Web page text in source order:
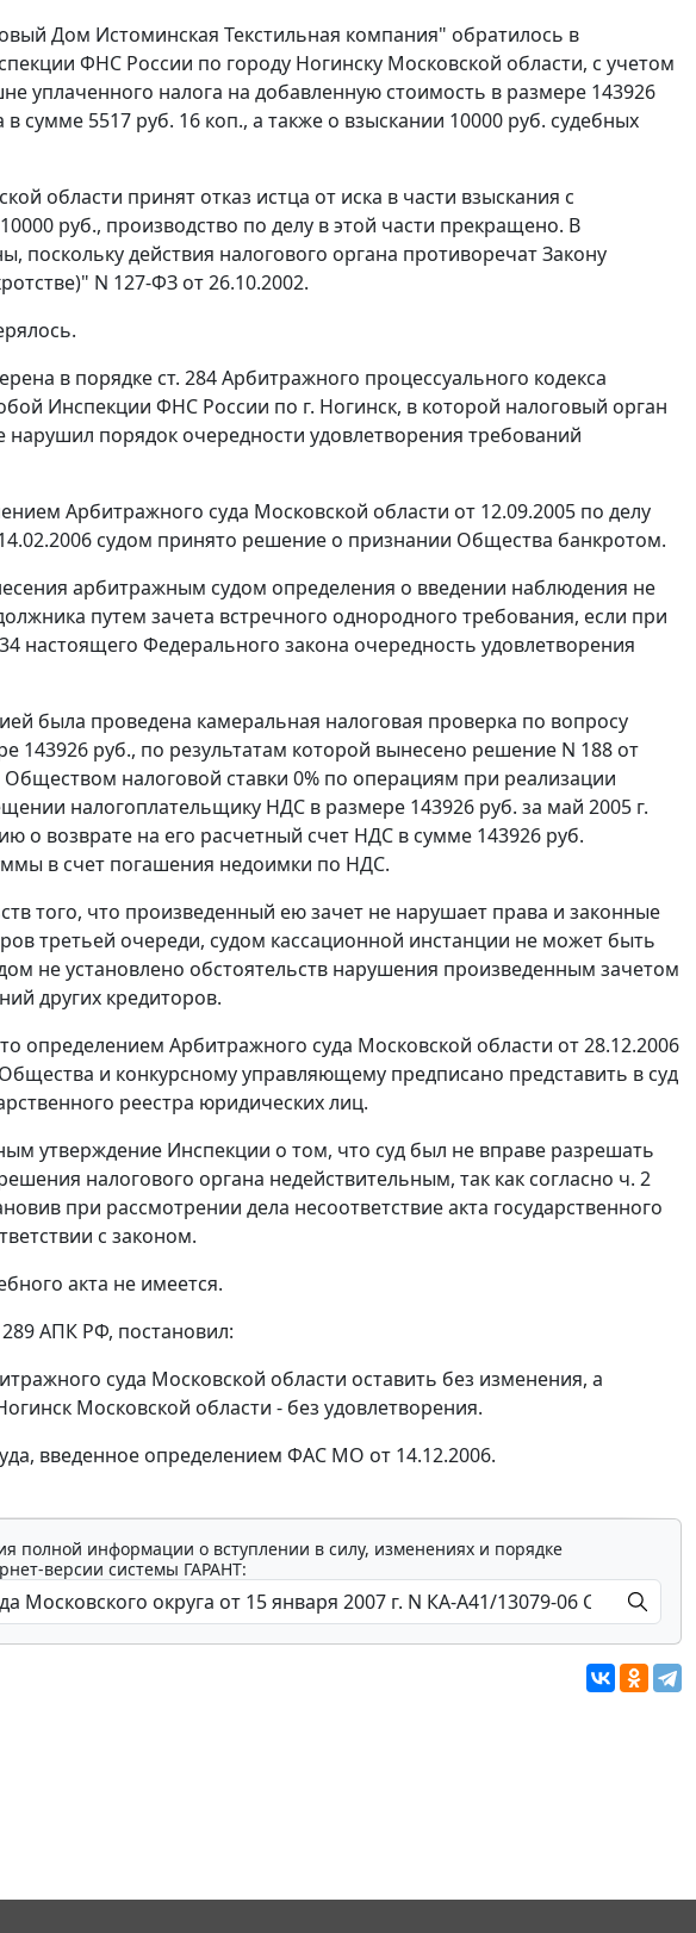
Дом Истоминская Текстильная компания" обратилось в
ФНС России по городу Ногинску Московской области, с учетом
уплаченного налога на добавленную стоимость в размере 143926
сумме 5517 руб. 16 коп., а также о взыскании 10000 руб. судебных
области принят отказ истца от иска в части взыскания с
руб., производство по делу в этой части прекращено. В
поскольку действия налогового органа противоречатЗакону
N 127-ФЗ от 26.10.2002.
в порядке ст. 284Арбитражного процессуального кодекса
Инспекции ФНС России по г. Ногинск, в которой налоговый орган
порядок очередности удовлетворения требований
Арбитражного суда Московской области от 12.09.2005 по делу
судом принято решение о признании Общества банкротом.
арбитражным судом определения о введении наблюдения не
путем зачета встречного однородного требования, если при
настоящего Федерального закона очередность удовлетворения
была проведена камеральная налоговая проверка по вопросу
143926 руб., по результатам которой вынесено решение N 188 от
налоговой ставки 0% по операциям при реализации
налогоплательщику НДС в размере 143926 руб. за май 2005 г.
о возврате на его расчетный счет НДС в сумме 143926 руб.
в счет погашения недоимки по НДС.
того, что произведенный ею зачет не нарушает права и законные
третьей очереди, судом кассационной инстанции не может быть
не установлено обстоятельств нарушения произведенным зачетом
других кредиторов.
определением Арбитражного суда Московской области от 28.12.2006
и конкурсному управляющему предписано представить в суд
реестра юридических лиц.
утверждение Инспекции о том, что суд был не вправе разрешать
налогового органа недействительным, так как согласно ч. 2
при рассмотрении дела несоответствие акта государственного
с законом.
акта не имеется.
289АПК РФ, постановил:
суда Московской области оставить без изменения, а
Московской области - без удовлетворения.
введенное определением ФАС МО от 14.12.2006.
полной информации о вступлении в силу, изменениях и порядке
версии системы ГАРАНТ: